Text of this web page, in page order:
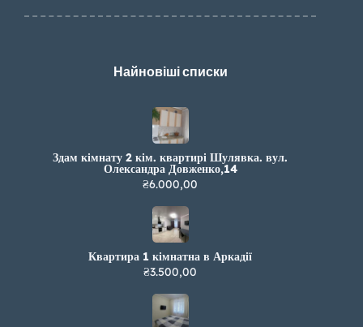
Найновіші списки
Здам кімнату 2 кім. квартирі Шулявка. вул.
Олександра Довженко,14
₴6.000,00
Квартира 1 кімнатна в Аркадії
₴3.500,00